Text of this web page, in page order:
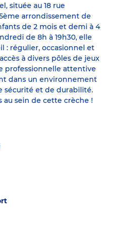
située au 18 rue
arrondissement de
de 2 mois et demi à 4
de 8h à 19h30, elle
: régulier, occasionnel et
à divers pôles de jeux
professionnelle attentive
dans un environnement
sécurité et de durabilité.
au sein de cette crèche !